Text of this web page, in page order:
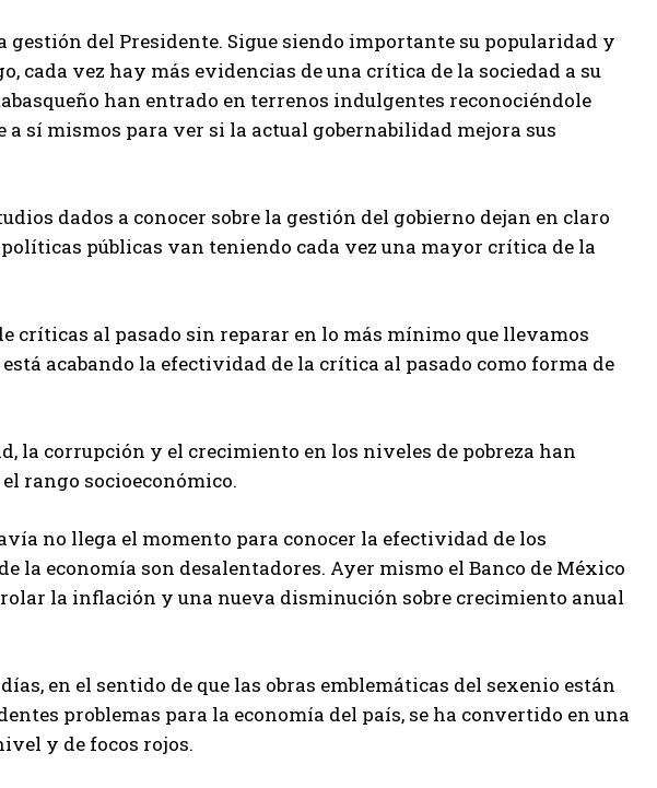
gestión del Presidente. Sigue siendo importante su popularidad y
cada vez hay más evidencias de una crítica de la sociedad a su
han entrado en terrenos indulgentes reconociéndole
a sí mismos para ver si la actual gobernabilidad mejora sus
dados a conocer sobre la gestión del gobierno dejan en claro
públicas van teniendo cada vez una mayor crítica de la
críticas al pasado sin reparar en lo más mínimo que llevamos
está acabando la efectividad de la crítica al pasado como forma de
la corrupción y el crecimiento en los niveles de pobreza han
rango socioeconómico.
no llega el momento para conocer la efectividad de los
la economía son desalentadores. Ayer mismo el Banco de México
la inflación y una nueva disminución sobre crecimiento anual
en el sentido de que las obras emblemáticas del sexenio están
problemas para la economía del país, se ha convertido en una
y de focos rojos.